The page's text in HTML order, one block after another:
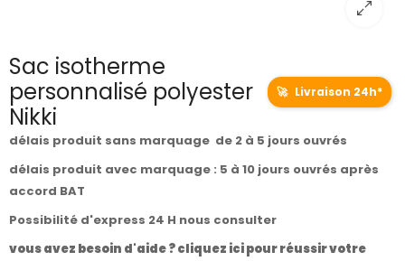
Sac isotherme
personnalisé polyester
Nikki
🚀 Livraison 24h*
délais produit sans marquage de 2 à 5 jours ouvrés
délais produit avec marquage : 5 à 10 jours ouvrés après
accord BAT
Possibilité d'express 24 H nous consulter
vous avez besoin d'aide ? cliquez ici pour réussir votre